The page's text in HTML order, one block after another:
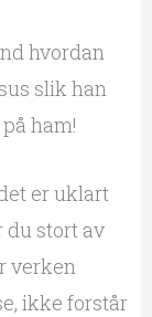
hvordan
slik han
ham!
er uklart
du stort av
verken
ikke forstår